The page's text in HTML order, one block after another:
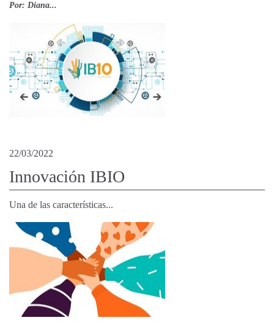
Por: Diana...
22/03/2022
Innovación IBIO
Una de las características...